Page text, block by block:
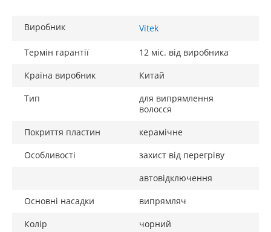
Виробник Vitek
Термін гарантії
12 міс. від виробника
Країна виробник
Китай
Тип
для випрямлення
волосся
Покриття пластин
керамічне
Особливості
захист від перегріву
автовідключення
Основні насадки
випрямляч
Колір
чорний